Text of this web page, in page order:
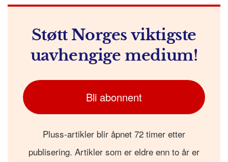
Støtt Norges viktigste
uavhengige medium!
Bli abonnent
Pluss-artikler blir åpnet 72 timer etter
publisering. Artikler som er eldre enn to år er